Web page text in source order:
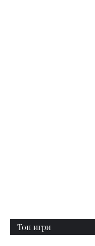
Топ игри